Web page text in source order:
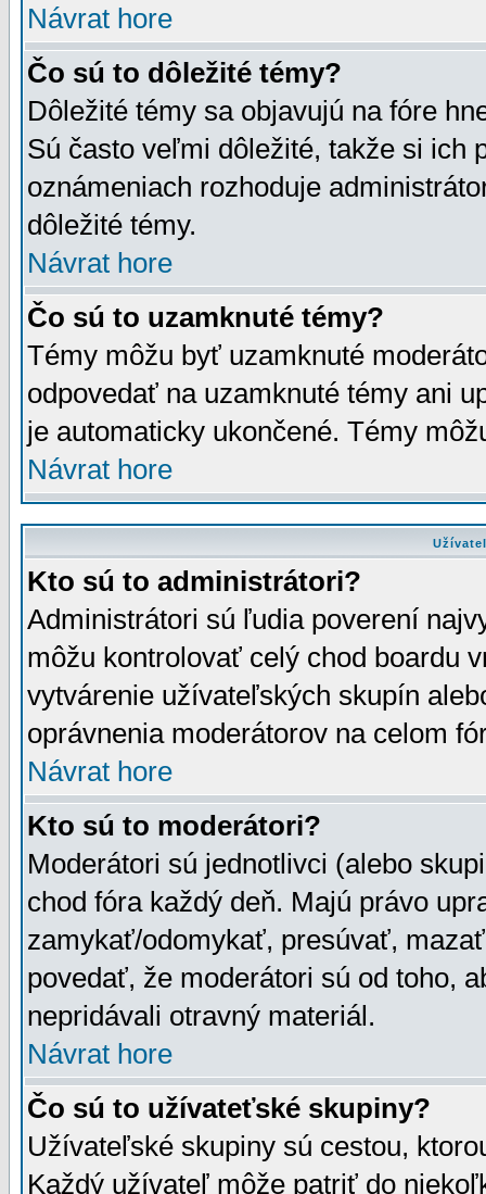
Návrat hore
Čo sú to dôležité témy?
Dôležité témy sa objavujú na fóre
Sú často veľmi dôležité, takže si ich
oznámeniach rozhoduje
dôležité témy.
Návrat hore
Čo sú to uzamknuté témy?
Témy môžu byť uzamknuté
odpovedať na uzamknuté témy ani
je automaticky ukončené. Témy
Návrat hore
Kto sú to administrátori?
Administrátori sú ľudia poverení
môžu kontrolovať celý chod boardu
vytvárenie užívateľských skupín
oprávnenia moderátorov na celom
Návrat hore
Kto sú to moderátori?
Moderátori sú jednotlivci (alebo
chod fóra každý deň. Majú právo
zamykať/odomykať, presúvať,
povedať, že moderátori sú od toho,
nepridávali otravný materiál.
Návrat hore
Čo sú to užívateťské skupiny?
Užívateľské skupiny sú cestou,
Každý užívateľ môže patriť do